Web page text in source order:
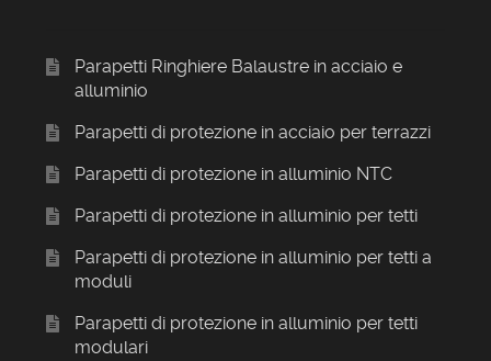
Parapetti Ringhiere Balaustre in acciaio e
alluminio
Parapetti di protezione in acciaio per terrazzi
Parapetti di protezione in alluminio NTC
Parapetti di protezione in alluminio per tetti
Parapetti di protezione in alluminio per tetti a
moduli
Parapetti di protezione in alluminio per tetti
modulari